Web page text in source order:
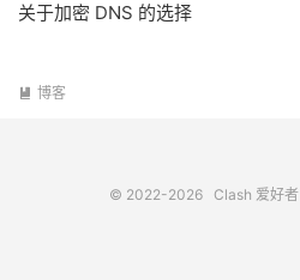
关于加密 DNS 的选择
 博客
© 2022-2026 Clash 爱好者